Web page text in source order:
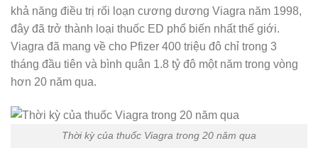
khả năng điều trị rối loạn cương dương Viagra năm 1998,
đây đã trở thành loại thuốc ED phổ biến nhất thế giới.
Viagra đã mang về cho Pfizer 400 triệu đô chỉ trong 3
tháng đầu tiên và bình quân 1.8 tỷ đô một năm trong vòng
hơn 20 năm qua.
Thời kỳ của thuốc Viagra trong 20 năm qua